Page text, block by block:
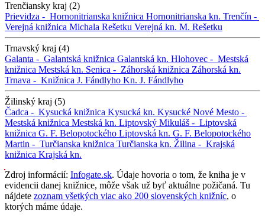
Trenčiansky kraj (2)
Prievidza - Hornonitrianska knižnica Hornonitrianska kn. Trenčín -
Verejná knižnica Michala Rešetku Verejná kn. M. Rešetku
Trnavský kraj (4)
Galanta - Galantská knižnica Galantská kn. Hlohovec - Mestská
knižnica Mestská kn. Senica - Záhorská knižnica Záhorská kn.
Trnava - Knižnica J. Fándlyho Kn. J. Fándlyho
Žilinský kraj (5)
Čadca - Kysucká knižnica Kysucká kn. Kysucké Nové Mesto -
Mestská knižnica Mestská kn. Liptovský Mikuláš - Liptovská
knižnica G. F. Belopotockého Liptovská kn. G. F. Belopotockého
Martin - Turčianska knižnica Turčianska kn. Žilina - Krajská
knižnica Krajská kn.
Zdroj informácií: Infogate.sk. Údaje hovoria o tom, že kniha je v
evidencii danej knižnice, môže však už byť aktuálne požičaná. Tu
nájdete zoznam všetkých viac ako 200 slovenských knižníc, o
ktorých máme údaje.